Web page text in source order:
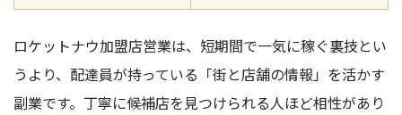
ロケットナウ加盟店営業は、短期間で一気に稼ぐ裏技とい
うより、配達員が持っている「街と店舗の情報」を活かす
副業です。丁寧に候補店を見つけられる人ほど相性があり